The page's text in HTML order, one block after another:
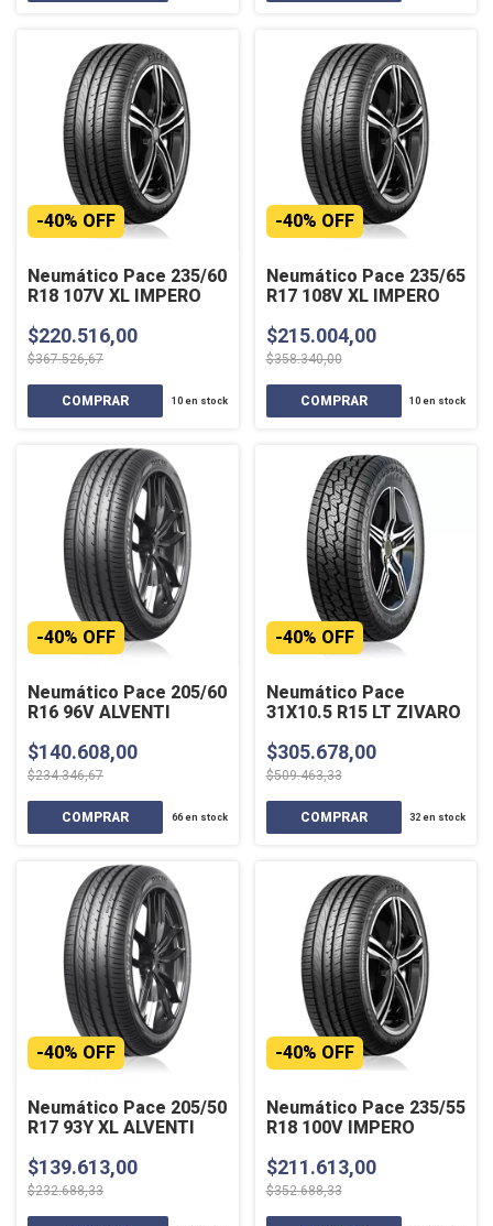
Neumático Pace 235/60
R18 107V XL IMPERO
-40% OFF
$220.516,00
$367.526,67
10en stock
Neumático Pace 235/65
R17 108V XL IMPERO
-40% OFF
$215.004,00
$358.340,00
10 en stock
Neumático Pace 205/60
R16 96V ALVENTI
-40% OFF
$140.608,00
$234.346,67
66en stock
Neumático Pace
31X10.5 R15 LT ZIVARO
-40% OFF
$305.678,00
$509.463,33
32 en stock
Neumático Pace 205/50
R17 93Y XL ALVENTI
-40% OFF
$139.613,00
$232.688,33
Neumático Pace 235/55
R18 100V IMPERO
-40% OFF
$211.613,00
$352.688,33